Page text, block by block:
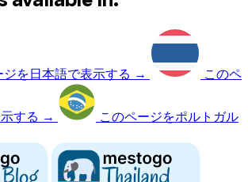
ジを日本語で表示する → このペ
する →
このページをポルトガル